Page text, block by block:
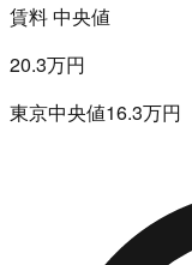
賃料 中央値
20.3万円
東京中央値16.3万円